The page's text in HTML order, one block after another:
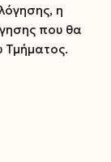
η
που θα
Τμήματος.